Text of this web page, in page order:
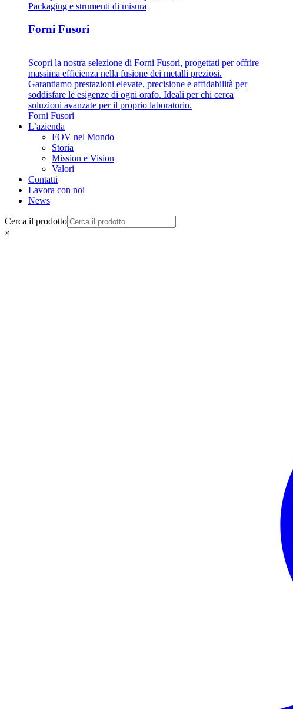
Packaging e strumenti di misura
Forni Fusori
Scopri la nostra selezione di Forni Fusori, progettati per offrire
massima efficienza nella fusione dei metalli preziosi.
Garantiamo prestazioni elevate, precisione e affidabilità per
soddisfare le esigenze di ogni orafo. Ideali per chi cerca
soluzioni avanzate per il proprio laboratorio.
Forni Fusori
L’azienda
FOV nel Mondo
Storia
Mission e Vision
Valori
Contatti
Lavora con noi
News
Cerca il prodotto
×